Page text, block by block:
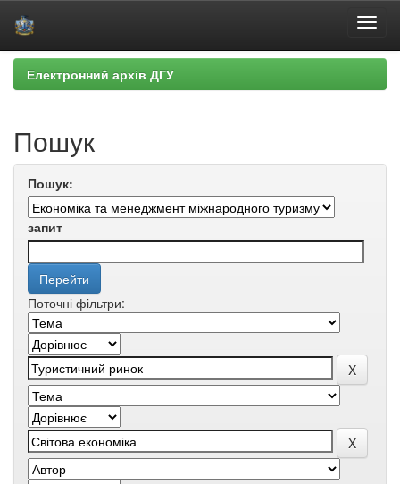
Skip
navigation
Електронний архів ДГУ
Пошук
Пошук:
запит
Поточні фільтри: